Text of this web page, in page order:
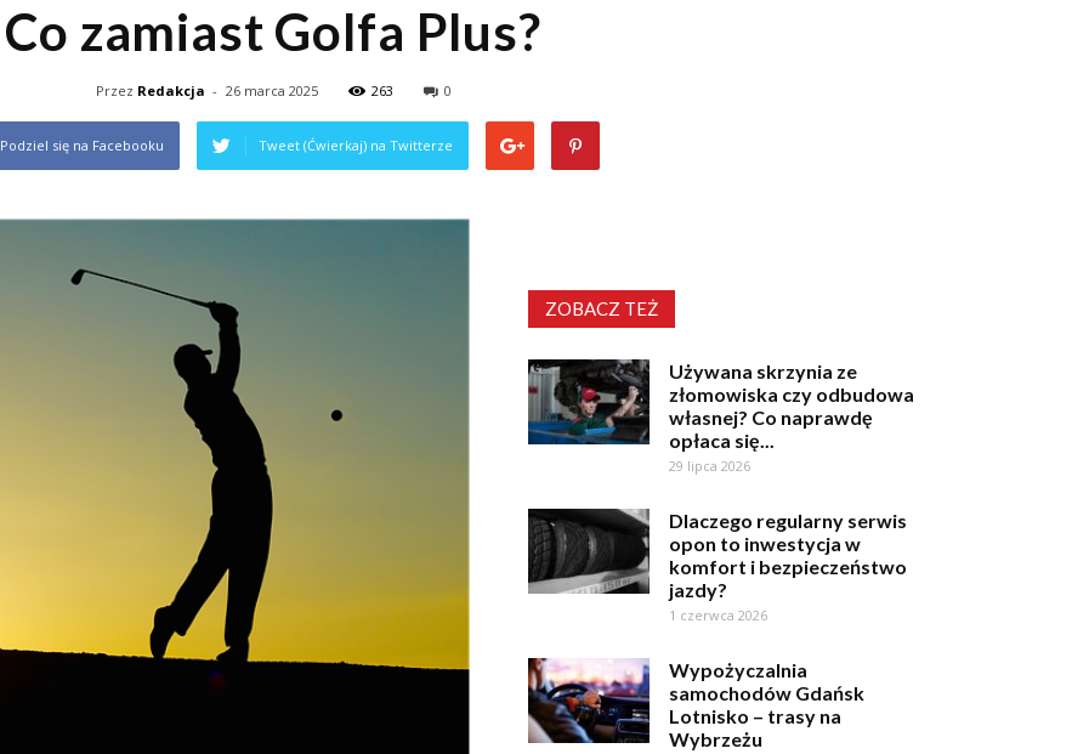
Co zamiast Golfa Plus?
Przez Redakcja - 26 marca 2025 263 0
Podziel się na Facebooku Tweet (Ćwierkaj) na Twitterze
ZOBACZ TEŻ
Używana skrzynia ze
złomowiska czy odbudowa
własnej? Co naprawdę
opłaca się...
29 lipca 2026
Dlaczego regularny serwis
opon to inwestycja w
komfort i bezpieczeństwo
jazdy?
1 czerwca 2026
Wypożyczalnia
samochodów Gdańsk
Lotnisko – trasy na
Wybrzeżu